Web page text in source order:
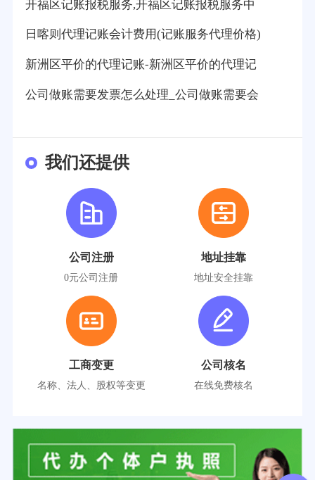
开福区记账报税服务,开福区记账报税服务中
日喀则代理记账会计费用(记账服务代理价格)
新洲区平价的代理记账-新洲区平价的代理记
公司做账需要发票怎么处理_公司做账需要会
我们还提供
公司注册
0元公司注册
地址挂靠
地址安全挂靠
工商变更
名称、法人、股权等变更
公司核名
在线免费核名